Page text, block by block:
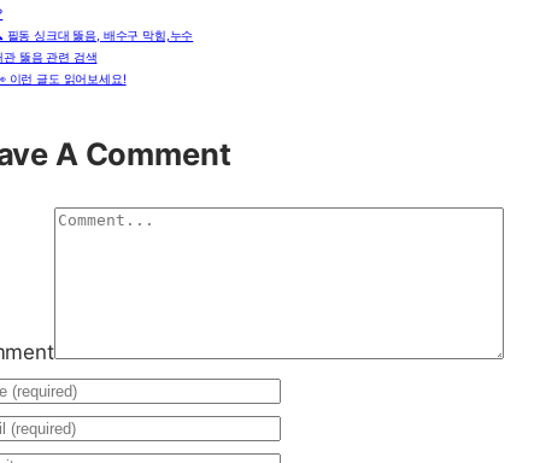
필동 싱크대 뚫음, 배수구 막힘,누수
관 뚫음 관련 검색
이런 글도 읽어보세요!
A Comment